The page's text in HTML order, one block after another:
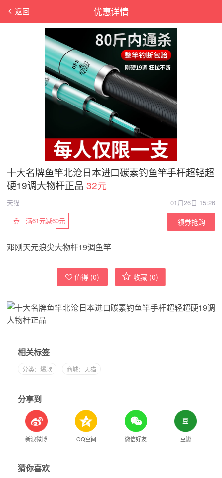
优惠详情
返回
十大名牌鱼竿北沧日本进口碳素钓鱼竿手杆超轻超
硬19调大物杆正品 32元
天猫
01月26日 15:26
满61元减60元
券 领券抢购
邓刚天元浪尖大物杆19调鱼竿
值得 (0) 收藏 (0)
相关标签
分类：爆款 商城：天猫
分享到
新浪微博 QQ空间 微信好友 豆瓣
猜你喜欢